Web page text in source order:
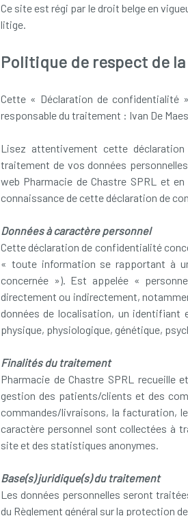
Ce site est régi par le droit belge en
litige.
Politique de respect de
Cette « Déclaration de confidentialité
responsable du traitement : Ivan De
Lisez attentivement cette
traitement de vos données
web Pharmacie de Chastre SPRL et
connaissance de cette déclaration de
Données à caractère personnel
Cette déclaration de confidentialité
« toute information se rapportant à
concernée »). Est appelée «
directement ou indirectement,
données de localisation, un identifiant
physique, physiologique, génétique,
Finalités du traitement
Pharmacie de Chastre SPRL recueille
gestion des patients/clients et des
commandes/livraisons, la facturation,
caractère personnel sont collectées à
site et des statistiques anonymes.
Base(s) juridique(s) du traitement
Les données personnelles seront
du Règlement général sur la protection